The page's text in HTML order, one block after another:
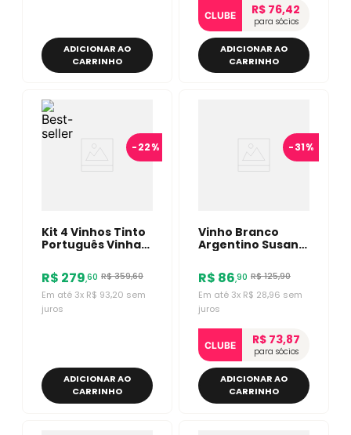
ADICIONAR AO
CARRINHO
CLUBE R$ 76,42
para sócios
ADICIONAR AO
CARRINHO
-22%
Kit 4 Vinhos Tinto
Português Vinha
Douro 750ml
R$ 279,60 R$359,60
Em até 3x R$ 93,20 sem
juros
ADICIONAR AO
CARRINHO
-31%
Vinho Branco
Argentino Susana
Torrontés 750ml
R$ 86,90 R$125,90
Em até 3x R$ 28,96 sem
juros
CLUBE R$ 73,87
para sócios
ADICIONAR AO
CARRINHO